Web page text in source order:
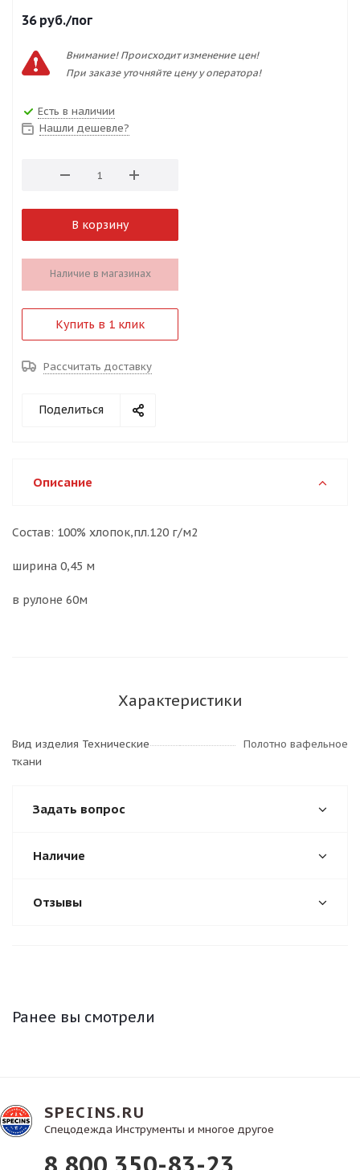
36руб./пог
Внимание! Происходит изменение цен!
При заказе уточняйте цену у оператора!
Есть в наличии
Нашли дешевле?
В корзину
Наличие в магазинах
Купить в 1 клик
Рассчитать доставку
Поделиться
Описание
Состав: 100% хлопок,пл.120 г/м2
ширина 0,45 м
в рулоне 60м
Характеристики
Вид изделия Технические
ткани
Полотно вафельное
Задать вопрос
Наличие
Отзывы
Ранее вы смотрели
SPECINS.RU
Спецодежда Инструменты и многое другое